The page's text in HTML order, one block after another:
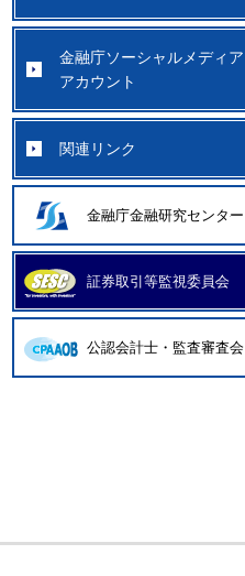
金融庁ソーシャルメディア
アカウント
関連リンク
金融庁金融研究センター
証券取引等監視委員会
公認会計士・監査審査会